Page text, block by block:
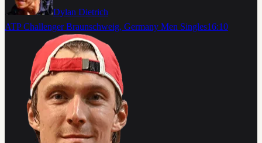
Dylan Dietrich
ATP Challenger Braunschweig, Germany Men Singles16:10